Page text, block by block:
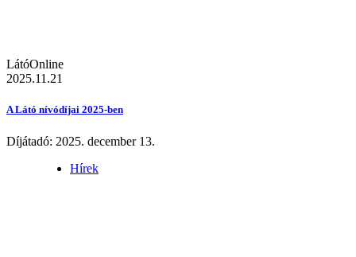
LátóOnline
2025.11.21
A Látó nívódíjai 2025-ben
Díjátadó: 2025. december 13.
Hírek